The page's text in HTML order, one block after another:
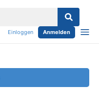
Einloggen Anmelden